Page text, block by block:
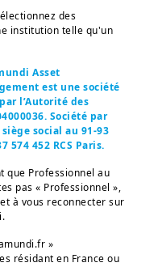
des
institution telle qu'un
Asset
est une société
l’Autorité des
Société par
social au 91-93
574 452 RCS Paris.
que Professionnel au
pas « Professionnel »,
à vous reconnecter sur
»
résidant en France ou
ne constituent en aucun
de vente ou un conseil
et SICAV (les
sociétés affiliées («
ESG amélioreront la
d’un fonds.
statistiques ci-
potentiel
évaluations et
été obtenues par
d’autres, lesquelles
; en conséquence,
ne doivent pas être
des événements
La performance des